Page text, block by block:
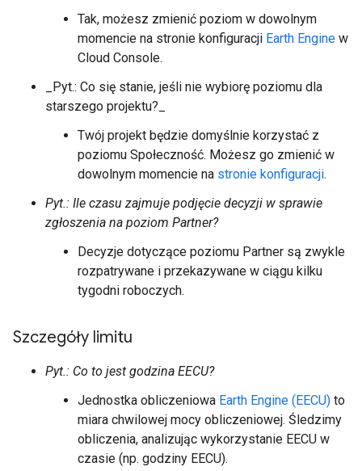
Tak, możesz zmienić poziom w dowolnym
momencie na stronie konfiguracji Earth Engine w
Cloud Console.
_Pyt.: Co się stanie, jeśli nie wybiorę poziomu dla
starszego projektu?_
Twój projekt będzie domyślnie korzystać z
poziomu Społeczność. Możesz go zmienić w
dowolnym momencie na stronie konfiguracji.
Pyt.: Ile czasu zajmuje podjęcie decyzji w sprawie
zgłoszenia na poziom Partner?
Decyzje dotyczące poziomu Partner są zwykle
rozpatrywane i przekazywane w ciągu kilku
tygodni roboczych.
Szczegóły limitu
Pyt.: Co to jest godzina EECU?
Jednostka obliczeniowa Earth Engine (EECU) to
miara chwilowej mocy obliczeniowej. Śledzimy
obliczenia, analizując wykorzystanie EECU w
czasie (np. godziny EECU).